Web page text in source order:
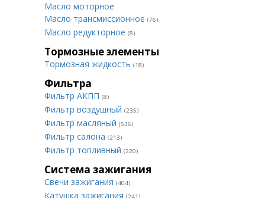
Масло моторное
Масло трансмиссионное (76)
Масло редукторное (8)
Тормозные элементы
Тормозная жидкость (18)
Фильтра
Фильтр АКПП (8)
Фильтр воздушный (235)
Фильтр масляный (536)
Фильтр салона (213)
Фильтр топливный (220)
Система зажигания
Свечи зажигания (404)
Катушка зажигания